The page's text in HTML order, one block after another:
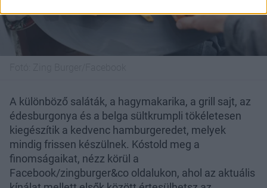
A különböző saláták, a hagymakarika, a grill sajt, az
édesburgonya és a belga sültkrumpli tökéletesen
kiegészítik a kedvenc hamburgeredet, melyek
mindig frissen készülnek. Kóstold meg a
finomságaikat, nézz körül a
Facebook/zingburger&co oldalukon, ahol az aktuális